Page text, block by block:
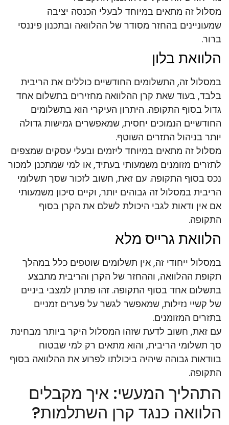
מסלול זה מתאים במיוחד לבעלי הכנסה יציבה
שמעוניינים בהחזר מסודר של ההלוואה ובתכנון פיננסי
ברור.
הלוואת בלון
במסלול זה, התשלומים החודשיים כוללים את הריבית
בלבד, בעוד שאת קרן ההלוואה מחזירים בתשלום אחד
גדול בסוף התקופה. היתרון העיקרי הוא בתשלומים
החודשיים הנמוכים יחסית, שמאפשרים גמישות גדולה
יותר בניהול התזרים השוטף.
מסלול זה מתאים במיוחד ליזמים ובעלי עסקים שמצפים
לתזרים מזומנים משמעותי בעתיד, או למי שמתכנן למכור
נכס בסוף התקופה. עם זאת, חשוב לזכור שסך תשלומי
הריבית במסלול זה גבוהים יותר, וקיים סיכון משמעותי
אם אין ודאות לגבי היכולת לשלם את הקרן בסוף
התקופה.
הלוואת גרייס מלא
במסלול ייחודי זה, אין תשלומים שוטפים כלל במהלך
תקופת ההלוואה, וההחזר של הקרן והריבית מתבצע
בתשלום אחד בסוף התקופה. זהו פתרון למצבי ביניים
של קשיי נזילות, שמאפשר לגשר על פערים זמניים
בתזרים המזומנים.
עם זאת, חשוב לדעת שזהו המסלול היקר ביותר מבחינת
סך תשלומי הריבית, והוא מתאים רק למי שבטוח
בוודאות גבוהה שיהיה ביכולתו לפרוע את ההלוואה בסוף
התקופה.
התהליך המעשי: איך מקבלים
הלוואה כנגד קרן השתלמות?